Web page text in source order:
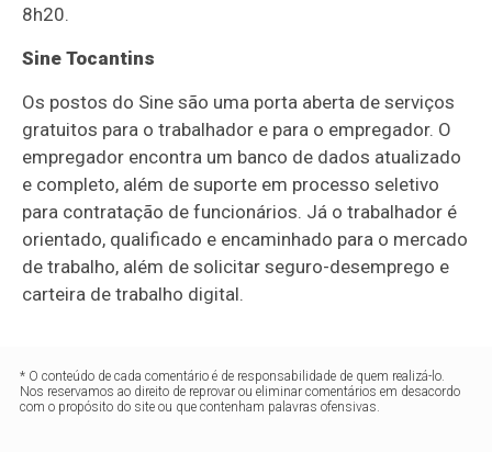
8h20.
Sine Tocantins
Os postos do Sine são uma porta aberta de serviços
gratuitos para o trabalhador e para o empregador. O
empregador encontra um banco de dados atualizado
e completo, além de suporte em processo seletivo
para contratação de funcionários. Já o trabalhador é
orientado, qualificado e encaminhado para o mercado
de trabalho, além de solicitar seguro-desemprego e
carteira de trabalho digital.
* O conteúdo de cada comentário é de responsabilidade de quem realizá-lo.
Nos reservamos ao direito de reprovar ou eliminar comentários em desacordo
com o propósito do site ou que contenham palavras ofensivas.